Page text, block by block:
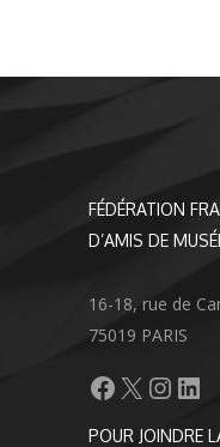
FÉDÉRATION
D’AMIS DE
16-18, rue de
75019 PARIS
Facebook
X
POUR JOINDRE